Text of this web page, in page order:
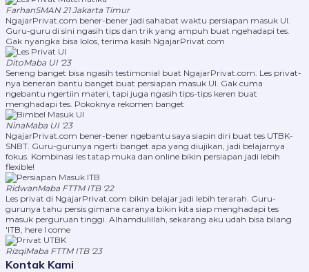
FarhanSMAN 21 Jakarta Timur
NgajarPrivat.com bener-bener jadi sahabat waktu persiapan masuk UI.
Guru-guru di sini ngasih tips dan trik yang ampuh buat ngehadapi tes.
Gak nyangka bisa lolos, terima kasih NgajarPrivat.com
DitoMaba UI '23
Seneng banget bisa ngasih testimonial buat NgajarPrivat.com. Les privat-
nya beneran bantu banget buat persiapan masuk UI. Gak cuma
ngebantu ngertiin materi, tapi juga ngasih tips-tips keren buat
menghadapi tes. Pokoknya rekomen banget
NinaMaba UI '23
NgajarPrivat.com bener-bener ngebantu saya siapin diri buat tes UTBK-
SNBT. Guru-gurunya ngerti banget apa yang diujikan, jadi belajarnya
fokus. Kombinasi les tatap muka dan online bikin persiapan jadi lebih
flexible!
RidwanMaba FTTM ITB '22
Les privat di NgajarPrivat.com bikin belajar jadi lebih terarah. Guru-
gurunya tahu persis gimana caranya bikin kita siap menghadapi tes
masuk perguruan tinggi. Alhamdulillah, sekarang aku udah bisa bilang
'ITB, here I come
RizqiMaba FTTM ITB '23
Kontak Kami